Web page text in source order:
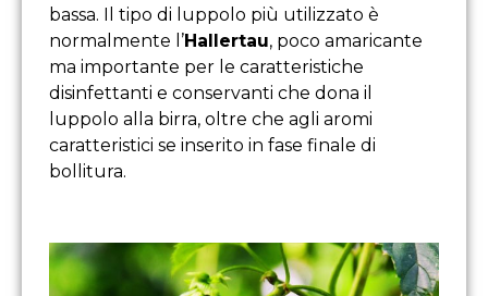
bassa. Il tipo di luppolo più utilizzato è
normalmente l’Hallertau, poco amaricante
ma importante per le caratteristiche
disinfettanti e conservanti che dona il
luppolo alla birra, oltre che agli aromi
caratteristici se inserito in fase finale di
bollitura.